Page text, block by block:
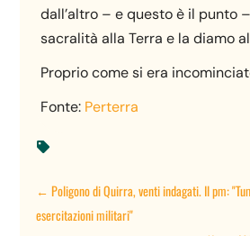
dall’altro – e questo è il punto
sacralità alla Terra e la diamo
Proprio come si era
Fonte: Perterra

←Poligono di Quirra, venti indagati. Il pm:
esercitazioni militari"